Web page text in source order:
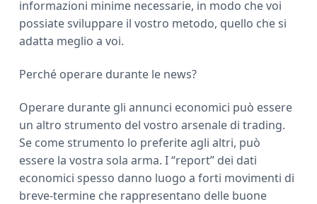
informazioni minime necessarie, in modo che voi
possiate sviluppare il vostro metodo, quello che si
adatta meglio a voi.
Perché operare durante le news?
Operare durante gli annunci economici può essere
un altro strumento del vostro arsenale di trading.
Se come strumento lo preferite agli altri, può
essere la vostra sola arma. I “report” dei dati
economici spesso danno luogo a forti movimenti di
breve-termine che rappresentano delle buone